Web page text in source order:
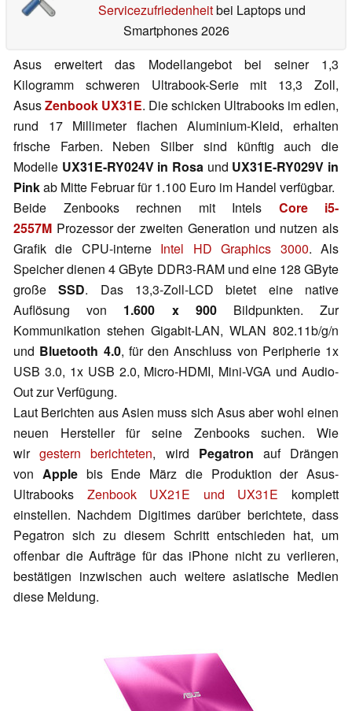
Servicezufriedenheitbei Laptops und
Smartphones 2026
Asus erweitert das Modellangebot bei seiner 1,3
Kilogramm schweren Ultrabook-Serie mit 13,3 Zoll,
AsusZenbook UX31E. Die schicken Ultrabooks im edlen,
rund 17 Millimeter flachen Aluminium-Kleid, erhalten
frische Farben. Neben Silber sind künftig auch die
Modelle UX31E-RY024V in Rosa und UX31E-RY029V in
Pinkab Mitte Februar für 1.100 Euro im Handel verfügbar.
Beide Zenbooks rechnen mit Intels Core i5-
2557M Prozessor der zweiten Generation und nutzen als
Grafik die CPU-interne Intel HD Graphics 3000. Als
Speicher dienen 4 GByte DDR3-RAM und eine 128 GByte
großeSSD. Das 13,3-Zoll-LCD bietet eine native
Auflösung von 1.600 x 900Bildpunkten. Zur
Kommunikation stehen Gigabit-LAN, WLAN 802.11b/g/n
und Bluetooth 4.0, für den Anschluss von Peripherie 1x
USB 3.0, 1x USB 2.0, Micro-HDMI, Mini-VGA und Audio-
Out zur Verfügung.
Laut Berichten aus Asien muss sich Asus aber wohl einen
neuen Hersteller für seine Zenbooks suchen. Wie
wirgestern berichteten, wird Pegatron auf Drängen
von Applebis Ende März die Produktion der Asus-
Ultrabooks Zenbook UX21E und UX31E komplett
einstellen. Nachdem Digitimes darüber berichtete, dass
Pegatron sich zu diesem Schritt entschieden hat, um
offenbar die Aufträge für das iPhone nicht zu verlieren,
bestätigen inzwischen auch weitere asiatische Medien
diese Meldung.